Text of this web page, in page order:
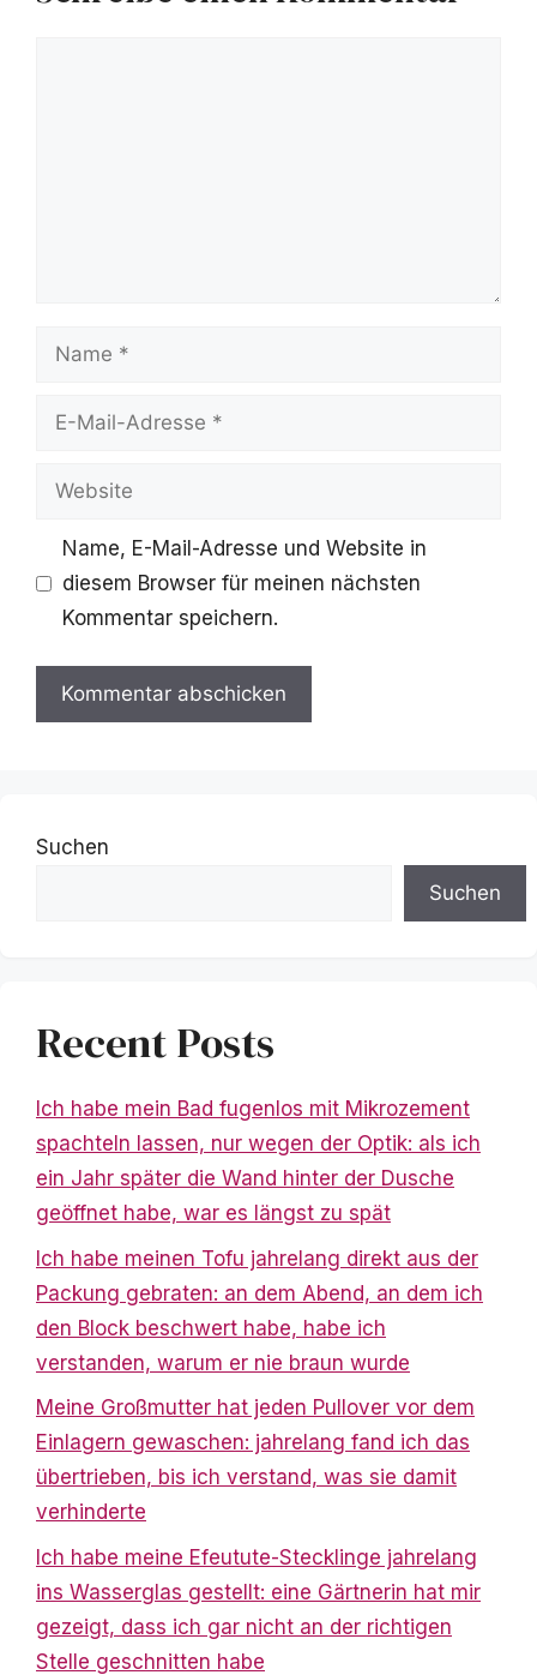
Name
Adresse
Website
Name, E-Mail-Adresse und Website in
diesem Browser für meinen nächsten
Kommentar speichern.
Suchen
Suchen
Recent Posts
Ich habe mein Bad fugenlos mit Mikrozement
spachteln lassen, nur wegen der Optik: als ich
ein Jahr später die Wand hinter der Dusche
geöffnet habe, war es längst zu spät
Ich habe meinen Tofu jahrelang direkt aus der
Packung gebraten: an dem Abend, an dem ich
den Block beschwert habe, habe ich
verstanden, warum er nie braun wurde
Meine Großmutter hat jeden Pullover vor dem
Einlagern gewaschen: jahrelang fand ich das
übertrieben, bis ich verstand, was sie damit
verhinderte
Ich habe meine Efeutute-Stecklinge jahrelang
ins Wasserglas gestellt: eine Gärtnerin hat mir
gezeigt, dass ich gar nicht an der richtigen
Stelle geschnitten habe